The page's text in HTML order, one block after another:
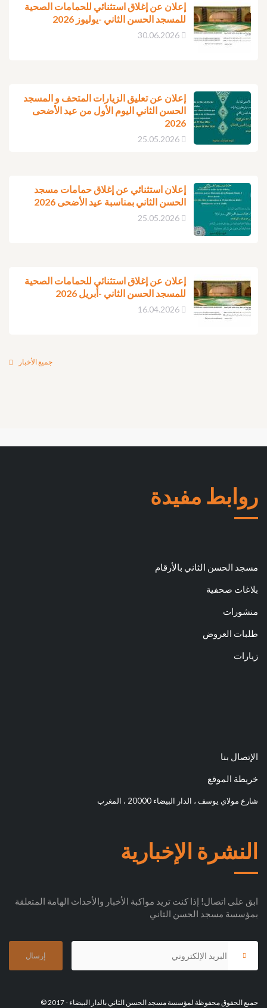
إعلان عن إغلاق استثنائي للحمامات الصحية
للمسجد الحسن الثاني -يوليوز 2026
30.06.2026
إعلان عن تعليق الزيارات المتحف و المسجد
الحسن الثاني اليوم الأول من عيد الأضحى
2026
25.05.2026
إعلان استثنائي عن إغلاق حمامات مسجد
الحسن الثاني بمناسبة عيد الأضحى 2026
25.05.2026
إعلان عن إغلاق استثنائي للحمامات الصحية
للمسجد الحسن الثاني -أبريل 2026
16.04.2026
جميع الأخبار
روابط مفيدة
مسجد الحسن الثاني بالأرقام
بلاغات صحفية
منشورات
طلبات العروض
زيارات
الإتصال بنا
خريطة الموقع
شارع مولاي يوسف ، الدار البيضاء 20000 ، المغرب
النشرة الإخبارية
ابق على اتصال! إذا كنت تريد مواكبة الأخبار والأحداث الهامة المتعلقة
بمؤسسة مسجد الحسن الثاني
جميع الحقوق محفوظة لمؤسسة مسجد الحسن الثاني بالدار البيضاء - 2017 ©